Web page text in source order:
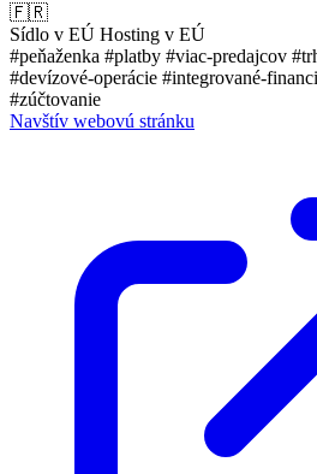
🇫🇷
Sídlo v EÚ Hosting v EÚ
#peňaženka #platby #viac-predajcov
#devízové-operácie #integrované-
#zúčtovanie
Navštív webovú stránku